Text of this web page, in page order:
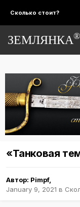
Сколько стоит?
ЗЕМЛЯНКА®
«Танковая
Автор: Pimpf,
January 9, 2021 в